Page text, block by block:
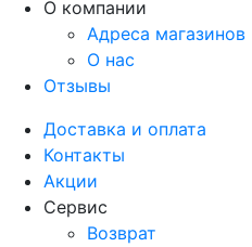
О компании
Адреса магазинов
О нас
Отзывы
Доставка и оплата
Контакты
Акции
Сервис
Возврат